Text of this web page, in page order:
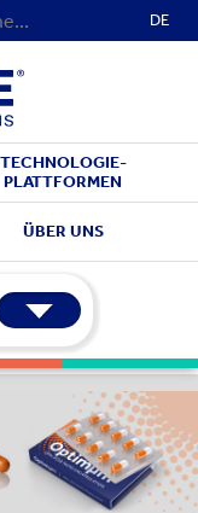
DE
TECHNOLOGIE-
PLATTFORMEN
ÜBER UNS